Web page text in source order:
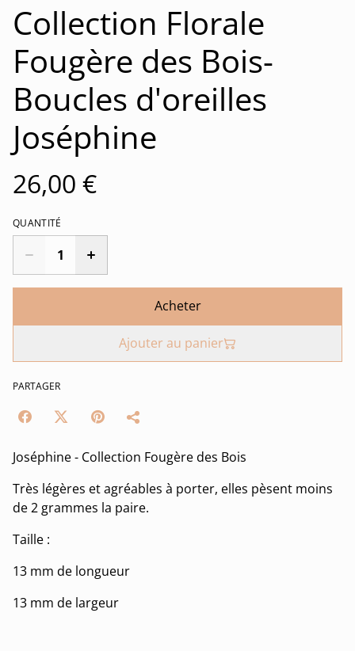
Collection Florale
Fougère des Bois-
Boucles d'oreilles
Joséphine
26,00 €
QUANTITÉ
Acheter
Ajouter au panier
PARTAGER
Joséphine - Collection Fougère des Bois
Très légères et agréables à porter, elles pèsent moins
de 2 grammes la paire.
Taille :
13 mm de longueur
13 mm de largeur